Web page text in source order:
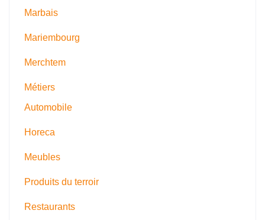
Marbais
Mariembourg
Merchtem
Métiers
Automobile
Horeca
Meubles
Produits du terroir
Restaurants